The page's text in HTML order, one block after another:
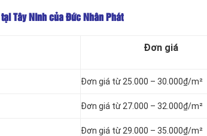
Tây Ninh của Đức Nhân Phát
Đơn giá
Đơn giá từ 25.000 – 30.000₫/m²
Đơn giá từ 27.000 – 32.000₫/m²
Đơn giá từ 29.000 – 35.000₫/m²